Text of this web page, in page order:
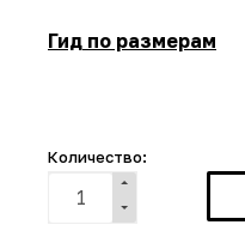
Гид по размерам
Количество: